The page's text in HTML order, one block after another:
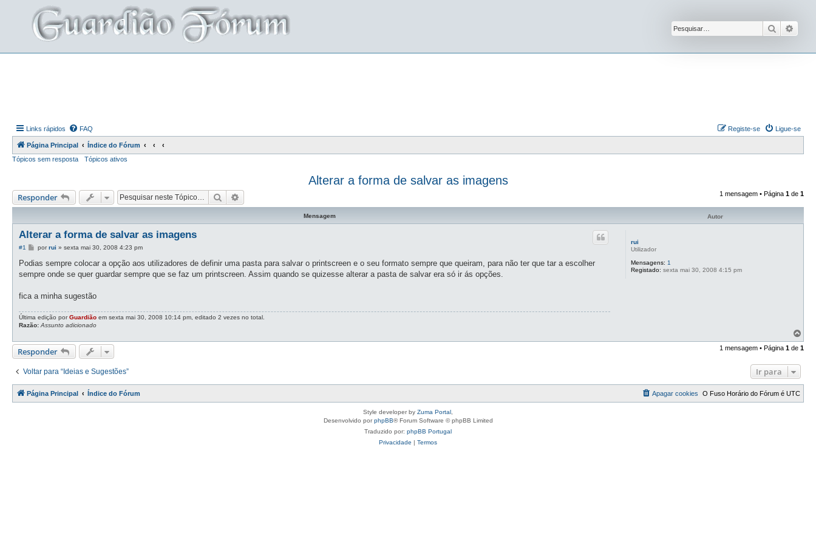
Pesquisar
Links rápidos FAQ Ligue-se
Registe-se
Página Principal
Índice do Fórum
Tópicos sem resposta
Tópicos ativos
Alterar a forma de salvar as imagens
Responder Pesquisar 1 mensagem • Página 1 de 1
Mensagem Autor
rui
Utilizador
Mensagens: 1
Registado: sexta mai 30, 2008 4:15 pm
Alterar a forma de salvar as imagens
#1
M
n
a
m
porrui » sexta mai 30, 2008 4:23 pm
Podias sempre colocar a opção aos utilizadores de definir uma pasta para salvar o printscreen e o seu formato sempre que queiram, para não ter que tar a escolher
sempre onde se quer guardar sempre que se faz um printscreen. Assim quando se quizesse alterar a pasta de salvar era só ir ás opções.
fica a minha sugestão
Última edição porGuardião em sexta mai 30, 2008 10:14 pm, editado 2 vezes no total.
Razão: Assunto adicionado
o
p
Responder 1 mensagem • Página 1 de 1
Voltar para “Ideias e Sugestões” Ir para
Página Principal Índice do Fórum O Fuso Horário do Fórum é UTC
Apagar cookies
Style developer by Zuma Portal
Desenvolvido porphpBB® Forum Software © phpBB Limited
Traduzido por: phpBB Portugal
Privacidade | Termos